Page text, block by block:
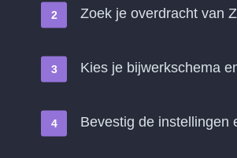
Zoek je overdracht van
Kies je bijwerkschema
Bevestig de instellingen